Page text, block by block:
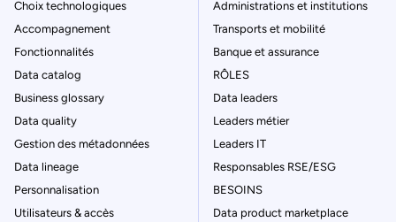
Choix technologiques
Accompagnement
Fonctionnalités
Data catalog
Business glossary
Data quality
Gestion des métadonnées
Data lineage
Personnalisation
Utilisateurs & accès
Administrations et institutions
Transports et mobilité
Banque et assurance
RÔLES
Data leaders
Leaders métier
Leaders IT
Responsables RSE/ESG
BESOINS
Data product marketplace